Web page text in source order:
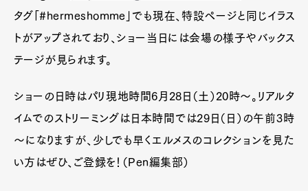
タグ「#hermeshomme」でも現在、特設ページと同じイラス
トがアップされており、ショー当日には会場の様子やバックス
テージが見られます。
ショーの日時はパリ現地時間6月28日（土）20時～。リアルタ
イムでのストリーミングは日本時間では29日（日）の午前3時
～になりますが、少しでも早くエルメスのコレクションを見た
い方はぜひ、ご登録を！（Pen編集部）